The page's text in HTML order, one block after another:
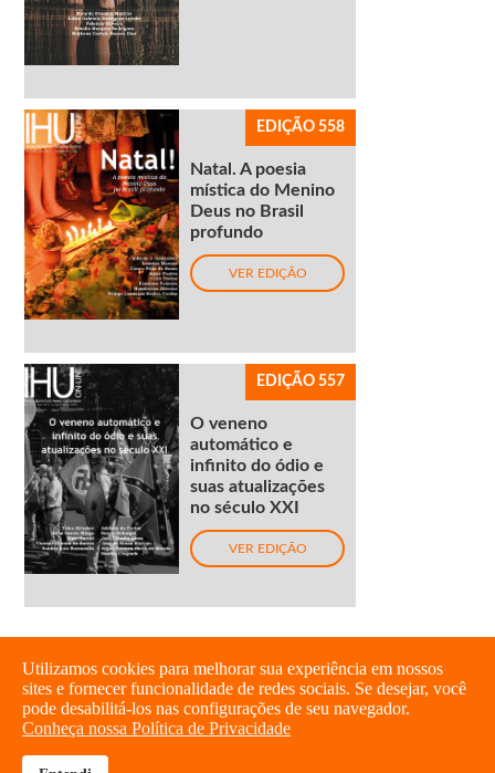
EDIÇÃO 558
Natal. A poesia
mística do Menino
Deus no Brasil
profundo
VER EDIÇÃO
EDIÇÃO 557
O veneno
automático e
infinito do ódio e
suas atualizações
no século XXI
VER EDIÇÃO
Utilizamos cookies para melhorar sua experiência em nossos
sites e fornecer funcionalidade de redes sociais. Se desejar, você
pode desabilitá-los nas configurações de seu navegador.
Conheça nossa Política de Privacidade